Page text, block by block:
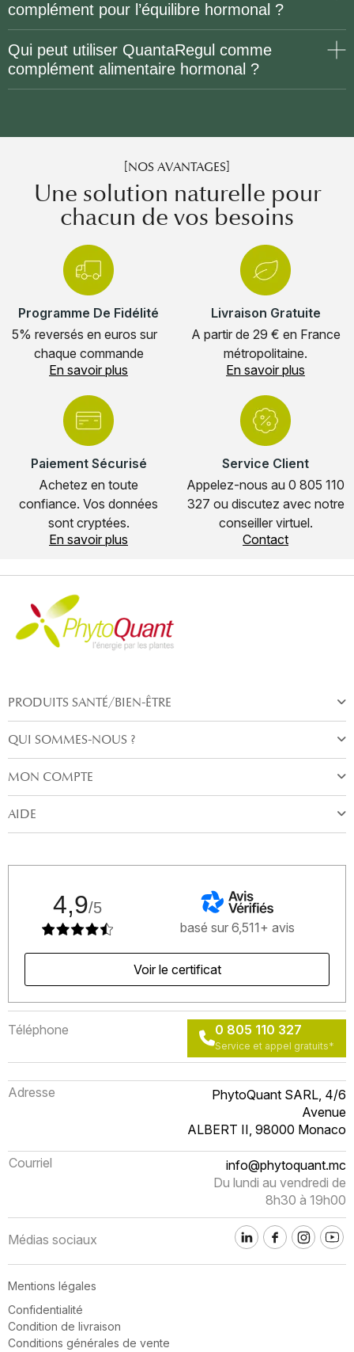
complément pour l’équilibre hormonal ?
Qui peut utiliser QuantaRegul comme
complément alimentaire hormonal ?
[NOS AVANTAGES]
Une solution naturelle pour
chacun de vos besoins
Programme De Fidélité
5% reversés en euros sur
chaque commande
En savoir plus
Livraison Gratuite
A partir de 29 € en France
métropolitaine.
En savoir plus
Paiement Sécurisé
Achetez en toute
confiance. Vos données
sont cryptées.
En savoir plus
Service Client
Appelez-nous au 0 805 110
327 ou discutez avec notre
conseiller virtuel.
Contact
PRODUITS SANTÉ/BIEN-ÊTRE
QUI SOMMES-NOUS ?
MON COMPTE
AIDE
4,9/5
basé sur 6,511+ avis
Voir le certificat
Téléphone 0 805 110 327
Service et appel gratuits*
Adresse
PhytoQuant SARL, 4/6
Avenue
ALBERT II, 98000 Monaco
Courriel
info@phytoquant.mc
Du lundi au vendredi de
8h30 à 19h00
Médias sociaux
Mentions légales
Confidentialité
Condition de livraison
Conditions générales de vente